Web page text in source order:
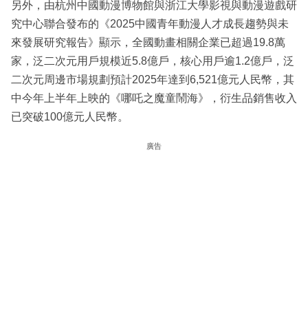
另外，由杭州中國動漫博物館與浙江大學影視與動漫遊戲研
究中心聯合發布的《2025中國青年動漫人才成長趨勢與未
來發展研究報告》顯示，全國動畫相關企業已超過19.8萬
家，泛二次元用戶規模近5.8億戶，核心用戶逾1.2億戶，泛
二次元周邊市場規劃預計2025年達到6,521億元人民幣，其
中今年上半年上映的《哪吒之魔童鬧海》，衍生品銷售收入
已突破100億元人民幣。
廣告